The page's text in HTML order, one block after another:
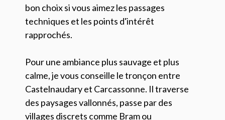
bon choix si vous aimez les passages
techniques et les points d'intérêt
rapprochés.
Pour une ambiance plus sauvage et plus
calme, je vous conseille le tronçon entre
Castelnaudary et Carcassonne. Il traverse
des paysages vallonnés, passe par des
villages discrets comme Bram ou